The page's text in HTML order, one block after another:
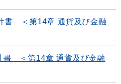
書 ＜第14章 通貨及び金融
書 ＜第14章 通貨及び金融